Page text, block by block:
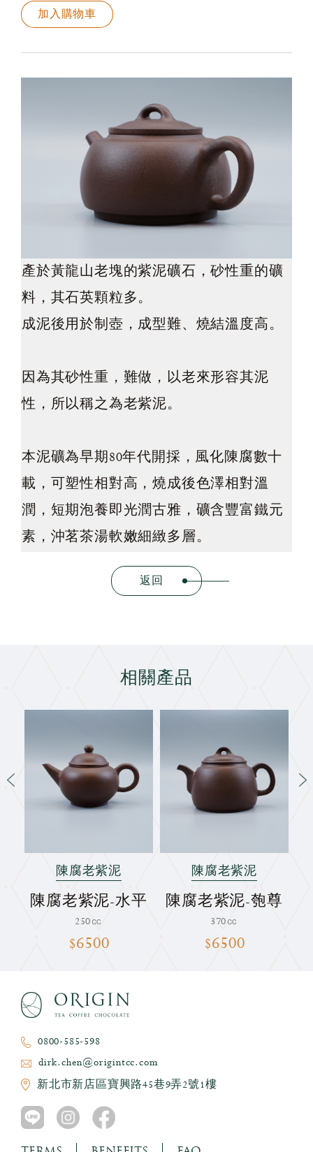
加入購物車
產於黃龍山老塊的紫泥礦石，砂性重的礦
料，其石英顆粒多。
成泥後用於制壺，成型難、燒結溫度高。
因為其砂性重，難做，以老來形容其泥
性，所以稱之為老紫泥。
本泥礦為早期80年代開採，風化陳腐數十
載，可塑性相對高，燒成後色澤相對溫
潤，短期泡養即光潤古雅，礦含豐富鐵元
素，沖茗茶湯軟嫩細緻多層。
返回
相關產品
陳腐老紫泥
陳腐老紫泥-水平
250㏄
$6500
陳腐老紫泥
陳腐老紫泥-匏尊
370㏄
$6500
0800-585-598
dirk.chen@origintcc.com
新北市新店區寶興路45巷9弄2號1樓